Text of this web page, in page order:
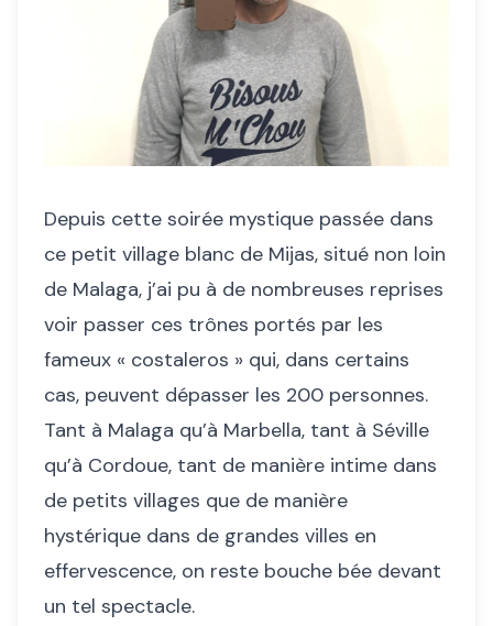
Depuis cette soirée mystique passée dans
ce petit village blanc de Mijas, situé non loin
de Malaga, j’ai pu à de nombreuses reprises
voir passer ces trônes portés par les
fameux « costaleros » qui, dans certains
cas, peuvent dépasser les 200 personnes.
Tant à Malaga qu’à Marbella, tant à Séville
qu’à Cordoue, tant de manière intime dans
de petits villages que de manière
hystérique dans de grandes villes en
effervescence, on reste bouche bée devant
un tel spectacle.